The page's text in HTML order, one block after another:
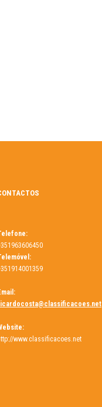
www.classificacoes.net